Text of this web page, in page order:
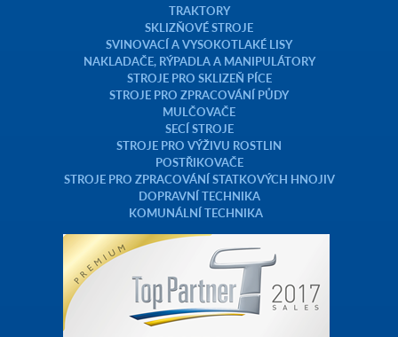
TRAKTORY
SKLIZŇOVÉ STROJE
SVINOVACÍ A VYSOKOTLAKÉ LISY
NAKLADAČE, RÝPADLA A MANIPULÁTORY
STROJE PRO SKLIZEŇ PÍCE
STROJE PRO ZPRACOVÁNÍ PŮDY
MULČOVAČE
SECÍ STROJE
STROJE PRO VÝŽIVU ROSTLIN
POSTŘIKOVAČE
STROJE PRO ZPRACOVÁNÍ STATKOVÝCH HNOJIV
DOPRAVNÍ TECHNIKA
KOMUNÁLNÍ TECHNIKA